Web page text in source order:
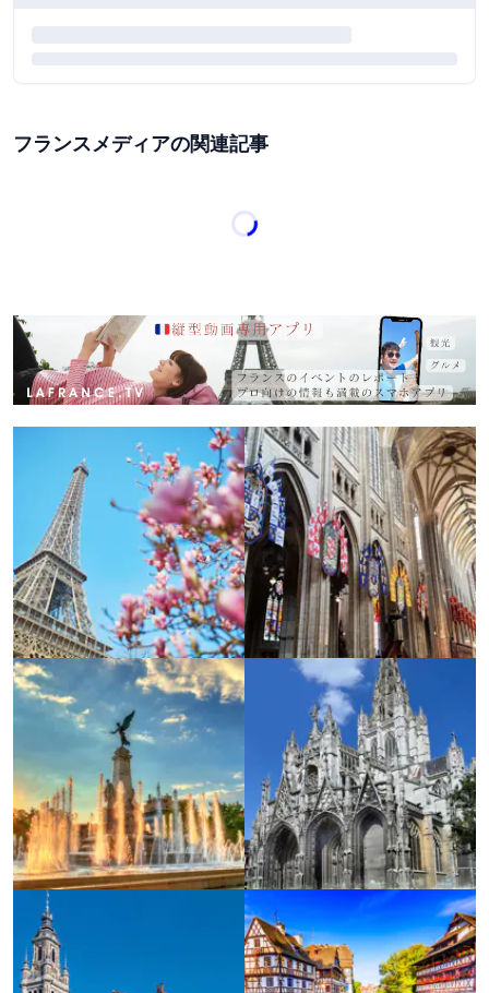
フランスメディアの関連記事